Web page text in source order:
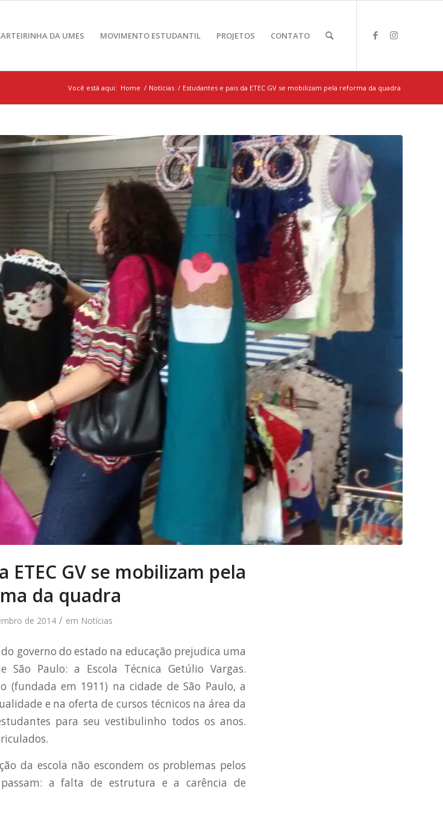
DA UMES MOVIMENTO ESTUDANTIL PROJETOS CONTATO
Você está aqui: Home / Notícias / Estudantes e pais da ETEC GV se mobilizam pela reforma da quadra
ETEC GV se mobilizam pela
da quadra
de 2014 / em Notícias
governo do estado na educação prejudica uma
São Paulo: a Escola Técnica Getúlio Vargas.
(fundada em 1911) na cidade de São Paulo, a
e na oferta de cursos técnicos na área da
para seu vestibulinho todos os anos.
da escola não escondem os problemas pelos
a falta de estrutura e a carência de